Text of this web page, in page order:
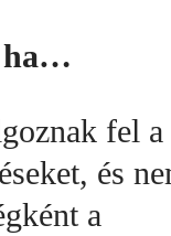
ha…
fel a
és
a